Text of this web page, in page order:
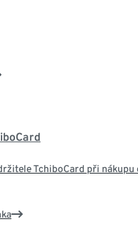
TchiboCard při nákupu